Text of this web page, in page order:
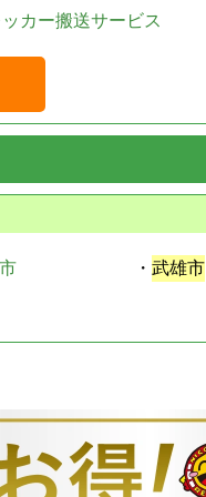
カー搬送サービス
・ 武雄市